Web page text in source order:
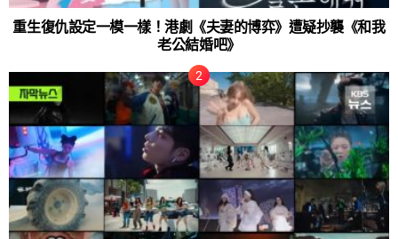
重生復仇設定一模一樣！港劇《夫妻的博弈》遭疑抄襲《和我
老公結婚吧》